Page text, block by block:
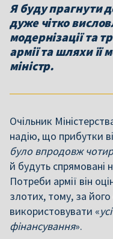
Я буду прагнути
дуже чітко
модернізації та
армії та шляхи її
міністр.
Очільник
надію, що прибутки
було впродовж
й будуть спрямовані
Потреби армії він
злотих, тому, за
використовувати «
фінансування».